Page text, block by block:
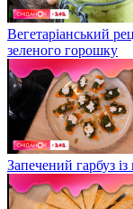
Вегетаріанський
зеленого горошку
Запечений гарбуз